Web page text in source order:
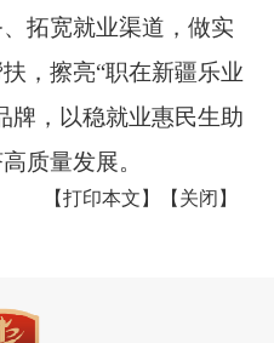
拓宽就业渠道，做实
，擦亮“职在新疆乐业
牌，以稳就业惠民生助
质量发展。
【打印本文】
【关闭】